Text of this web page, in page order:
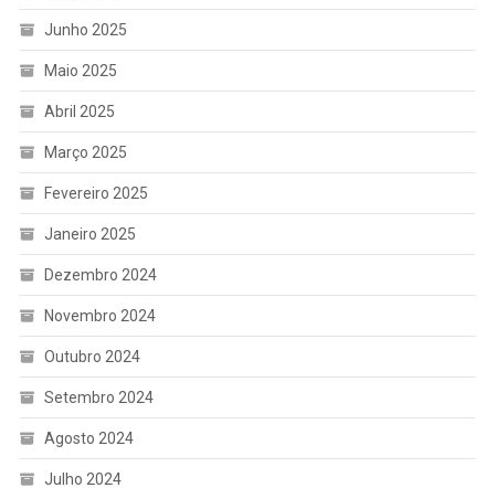
Junho 2025
Maio 2025
Abril 2025
Março 2025
Fevereiro 2025
Janeiro 2025
Dezembro 2024
Novembro 2024
Outubro 2024
Setembro 2024
Agosto 2024
Julho 2024